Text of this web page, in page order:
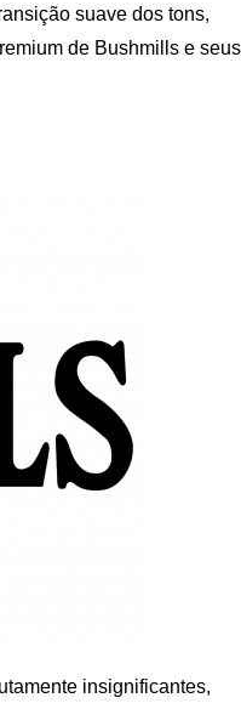
suave dos tons,
de Bushmills e seus
insignificantes,